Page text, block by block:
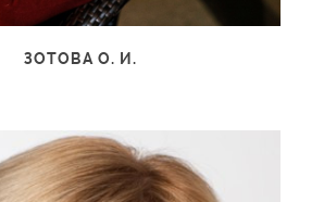
ЗОТОВА О. И.